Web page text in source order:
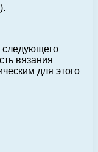
следующего
вязания
для этого